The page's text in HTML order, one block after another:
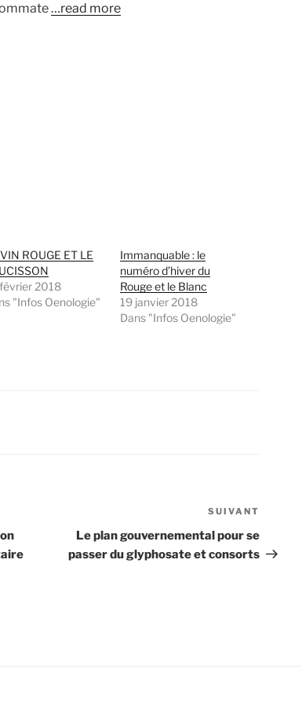
…read more
ROUGE ET LE
2018
"Infos Oenologie"
Immanquable : le
numéro d’hiver du
Rouge et le Blanc
19 janvier 2018
Dans "Infos Oenologie"
suivant
SUIVANT
Le plan gouvernemental pour se
passer du glyphosate et consorts